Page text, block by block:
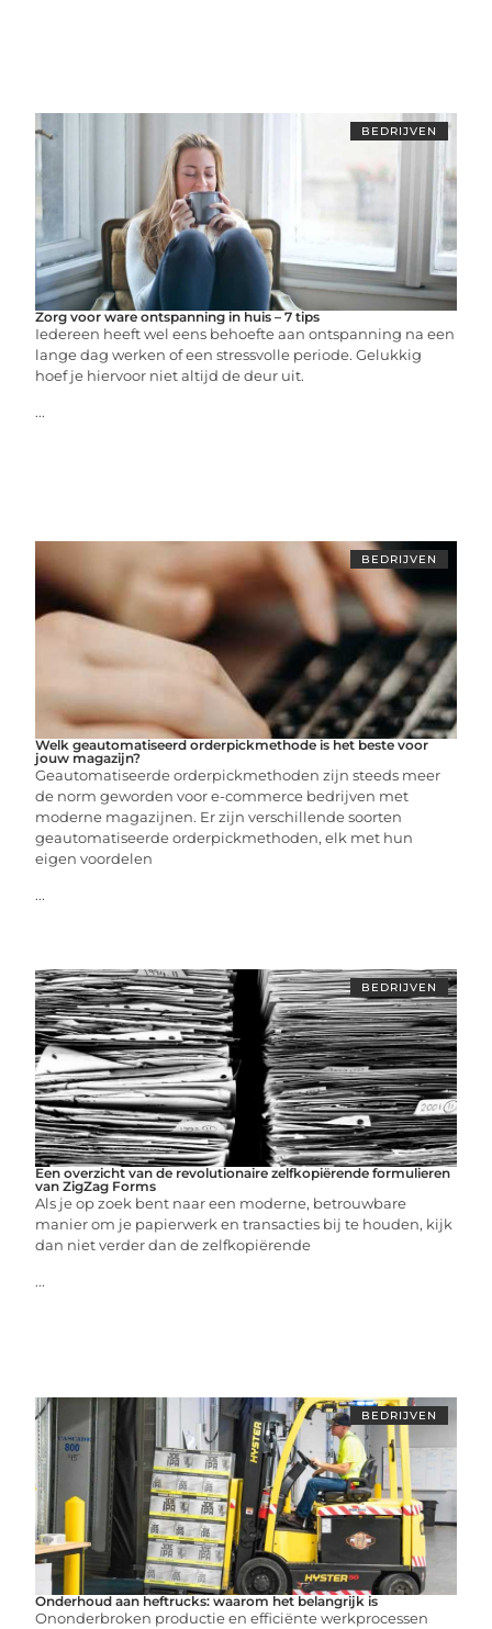
BEDRIJVEN
Zorg voor ware ontspanning in huis – 7 tips
Iedereen heeft wel eens behoefte aan ontspanning na een
lange dag werken of een stressvolle periode. Gelukkig
hoef je hiervoor niet altijd de deur uit.
...
BEDRIJVEN
Welk geautomatiseerd orderpickmethode is het beste voor
jouw magazijn?
Geautomatiseerde orderpickmethoden zijn steeds meer
de norm geworden voor e-commerce bedrijven met
moderne magazijnen. Er zijn verschillende soorten
geautomatiseerde orderpickmethoden, elk met hun
eigen voordelen
...
BEDRIJVEN
Een overzicht van de revolutionaire zelfkopiërende formulieren
van ZigZag Forms
Als je op zoek bent naar een moderne, betrouwbare
manier om je papierwerk en transacties bij te houden, kijk
dan niet verder dan de zelfkopiërende
...
BEDRIJVEN
Onderhoud aan heftrucks: waarom het belangrijk is
Ononderbroken productie en efficiënte werkprocessen